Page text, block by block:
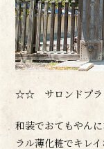
☆☆ サロンドプラ
和装でおてもやん
ラル薄化粧でキレ